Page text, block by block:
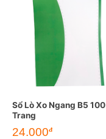
Sổ Lò Xo Ngang B5 100
Trang
24.000đ